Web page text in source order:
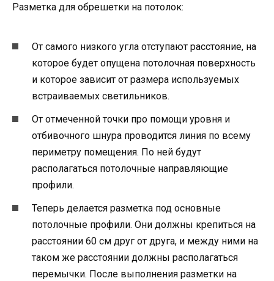
Разметка для обрешетки на потолок:
От самого низкого угла отступают расстояние, на
которое будет опущена потолочная поверхность
и которое зависит от размера используемых
встраиваемых светильников.
От отмеченной точки про помощи уровня и
отбивочного шнура проводится линия по всему
периметру помещения. По ней будут
располагаться потолочные направляющие
профили.
Теперь делается разметка под основные
потолочные профили. Они должны крепиться на
расстоянии 60 см друг от друга, и между ними на
таком же расстоянии должны располагаться
перемычки. После выполнения разметки на